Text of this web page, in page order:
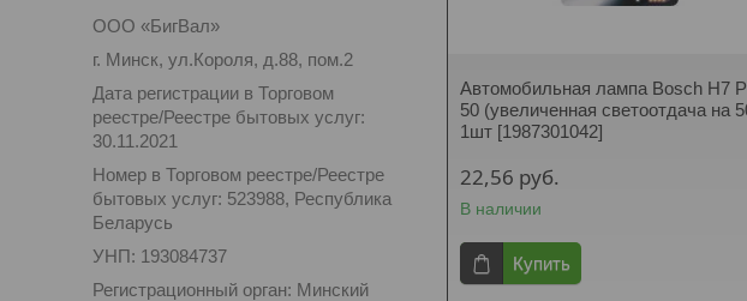
Автомобильная лампа Bosch H7
50 (увеличенная светоотдача на
1шт [1987301042]
22,56 руб.
В наличии
Купить
ООО «БигВал»
г. Минск, ул.Короля, д.88, пом.2
Дата регистрации в Торговом
реестре/Реестре бытовых услуг:
30.11.2021
Номер в Торговом реестре/Реестре
бытовых услуг: 523988, Республика
Беларусь
УНП: 193084737
Регистрационный орган: Минский